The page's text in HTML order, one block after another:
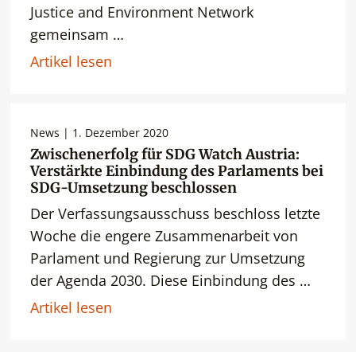
Justice and Environment Network
gemeinsam …
Artikel lesen
News | 1. Dezember 2020
Zwischenerfolg für SDG Watch Austria:
Verstärkte Einbindung des Parlaments bei
SDG-Umsetzung beschlossen
Der Verfassungsausschuss beschloss letzte
Woche die engere Zusammenarbeit von
Parlament und Regierung zur Umsetzung
der Agenda 2030. Diese Einbindung des …
Artikel lesen